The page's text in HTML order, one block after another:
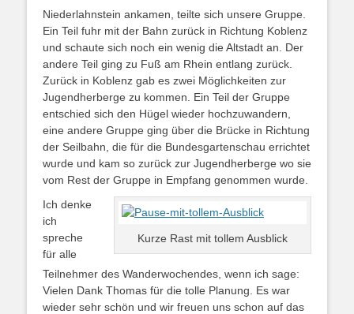
Niederlahnstein ankamen, teilte sich unsere Gruppe.
Ein Teil fuhr mit der Bahn zurück in Richtung Koblenz
und schaute sich noch ein wenig die Altstadt an. Der
andere Teil ging zu Fuß am Rhein entlang zurück.
Zurück in Koblenz gab es zwei Möglichkeiten zur
Jugendherberge zu kommen. Ein Teil der Gruppe
entschied sich den Hügel wieder hochzuwandern,
eine andere Gruppe ging über die Brücke in Richtung
der Seilbahn, die für die Bundesgartenschau errichtet
wurde und kam so zurück zur Jugendherberge wo sie
vom Rest der Gruppe in Empfang genommen wurde.
Kurze Rast mit tollem Ausblick
Ich denke
ich
spreche
für alle
Teilnehmer des Wanderwochendes, wenn ich sage:
Vielen Dank Thomas für die tolle Planung. Es war
wieder sehr schön und wir freuen uns schon auf das